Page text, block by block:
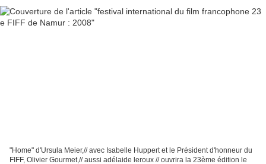
"Home" d'Ursula Meier,// avec Isabelle Huppert et le Président d'honneur du
FIFF, Olivier Gourmet,// aussi adélaide leroux // ouvrira la 23ème édition le